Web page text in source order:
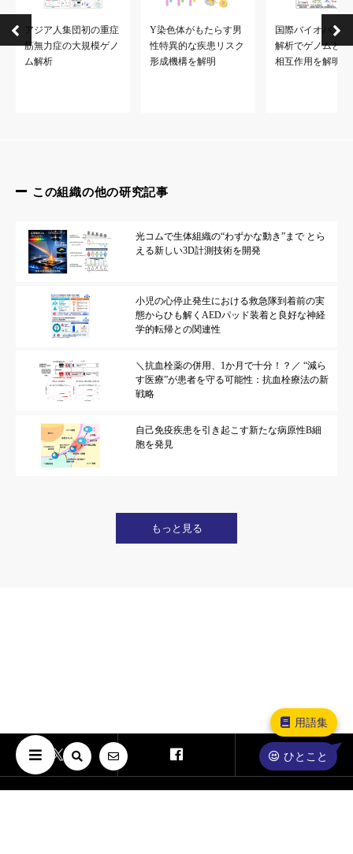
用語集
ひとこと
アジア人集団初の重症
筋無力症の大規模ゲノ
ム解析
Y染色体がもたらす男
性特異的な疾患リスク
形成機構を解明
国際バイオバンク
解析でゲノムと環
相互作用を解明
この組織の他の研究記事
光コムで生体組織の“わずかな動き”まで とら
える新しい3D計測技術を開発
小児の心停止発生における救急隊到着前の実
態からひも解くAEDパッド装着と良好な神経
学的転帰との関連性
＼抗血栓薬の併用、1か月で十分！？／ “減ら
す医療”が患者を守る可能性：抗血栓療法の新
戦略
自己免疫疾患を引き起こす新たな病原性B細
胞を発見
もっと見る